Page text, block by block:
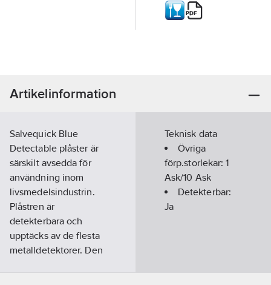
Artikelinformation
Salvequick Blue
Detectable plåster är
särskilt avsedda för
användning inom
livsmedelsindustrin.
Plåstren är
detekterbara och
upptäcks av de flesta
metalldetektorer. Den
Teknisk data
Övriga
förp.storlekar:1
Ask/10 Ask
Detekterbar:
Ja